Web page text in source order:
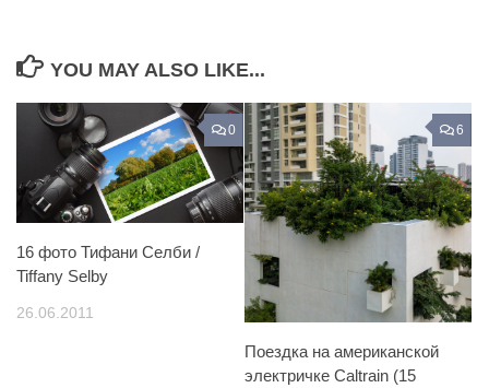
YOU MAY ALSO LIKE...
0
16 фото Тифани Селби /
Tiffany Selby
26.06.2011
6
Поездка на американской
электричке Caltrain (15